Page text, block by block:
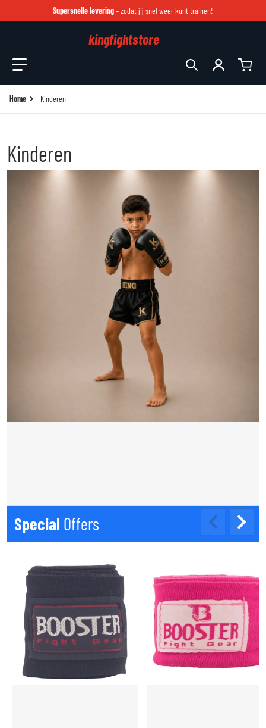
Supersnelle levering– zodat jij snel weer kunt trainen!
kingfightstore
Home Kinderen
Kinderen
Special Offers